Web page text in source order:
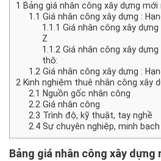
1 Bảng giá nhân công xây dựng mới
1.1 Giá nhân công xây dựng :
1.1.1 Giá nhân công xây
Z
1.1.2Giá nhân công xây dựng
thô:
1.2 Giá nhân công xây dựng :
2 Kinh nghiệm thuê nhân công xây
2.1 Nguồn gốc nhân công
2.2 Giá nhân công
2.3 Trình độ, kỹ thuật, tay nghề
2.4 Sự chuyên nghiệp, minh
Bảng giá nhân công xây dựng